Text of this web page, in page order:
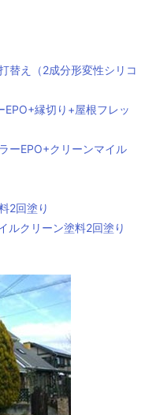
替え（2成分形変性シリコ
縁切り+屋根フレッ
ーEPO+クリーンマイル
2回塗り
ルクリーン塗料2回塗り